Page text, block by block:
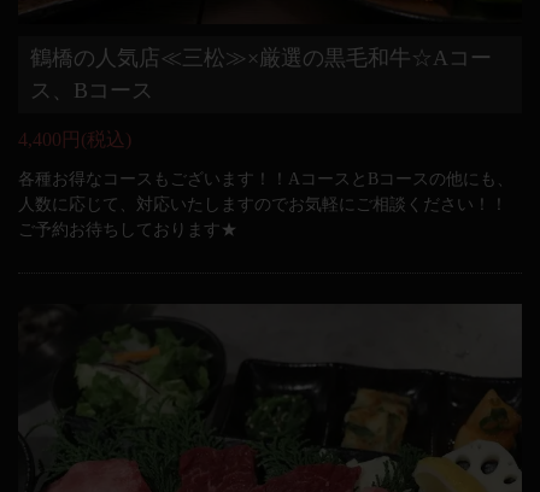
鶴橋の人気店≪三松≫×厳選の黒毛和牛☆Aコー
ス、Bコース
4,400円 (税込)
各種お得なコースもございます！！AコースとBコースの他にも、
人数に応じて、対応いたしますのでお気軽にご相談ください！！
ご予約お待ちしております★